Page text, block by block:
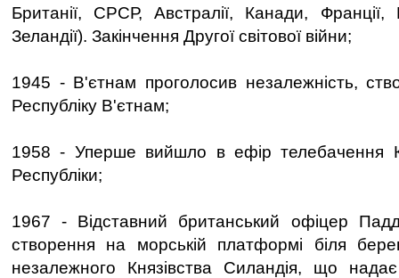
Британії, СРСР, Австралії, Канади, Франції,
Зеландії). Закінчення Другої світової війни;
1945 - В'єтнам проголосив незалежність,
Республіку В'єтнам;
1958 - Уперше вийшло в ефір телебачення
Республіки;
1967 - Відставний британський офіцер
створення на морській платформі біля
незалежного Князівства Силандія, що